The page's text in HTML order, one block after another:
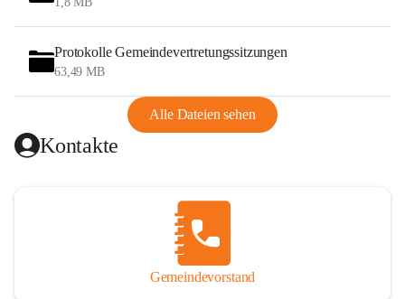
Protokolle Gemeindevertretungssitzungen
63,49 MB
Alle Dateien sehen
Kontakte
Gemeindevorstand